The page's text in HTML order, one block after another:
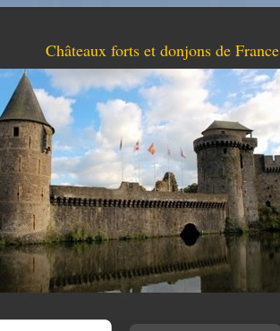
Châteaux forts et donjons de France